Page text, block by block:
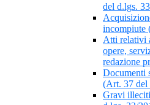
del d.lgs.
incompiute
Atti relativi
opere,
redazione
Documenti
(Art. 37 del
Gravi